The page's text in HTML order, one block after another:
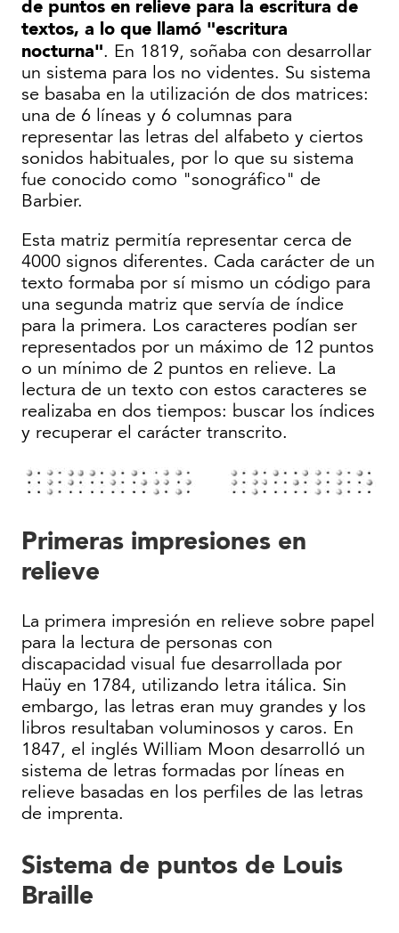
de puntos en relieve para la escritura de
textos, a lo que llamó "escritura
nocturna". En 1819, soñaba con desarrollar
un sistema para los no videntes. Su sistema
se basaba en la utilización de dos matrices:
una de 6 líneas y 6 columnas para
representar las letras del alfabeto y ciertos
sonidos habituales, por lo que su sistema
fue conocido como "sonográfico" de
Barbier.
Esta matriz permitía representar cerca de
4000 signos diferentes. Cada carácter de un
texto formaba por sí mismo un código para
una segunda matriz que servía de índice
para la primera. Los caracteres podían ser
representados por un máximo de 12 puntos
o un mínimo de 2 puntos en relieve. La
lectura de un texto con estos caracteres se
realizaba en dos tiempos: buscar los índices
y recuperar el carácter transcrito.
Primeras impresiones en
relieve
La primera impresión en relieve sobre papel
para la lectura de personas con
discapacidad visual fue desarrollada por
Haüy en 1784, utilizando letra itálica. Sin
embargo, las letras eran muy grandes y los
libros resultaban voluminosos y caros. En
1847, el inglés William Moon desarrolló un
sistema de letras formadas por líneas en
relieve basadas en los perfiles de las letras
de imprenta.
Sistema de puntos de Louis
Braille